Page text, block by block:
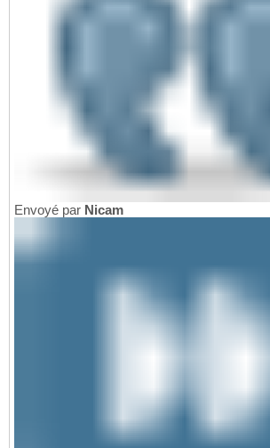
Envoyé par Nicam